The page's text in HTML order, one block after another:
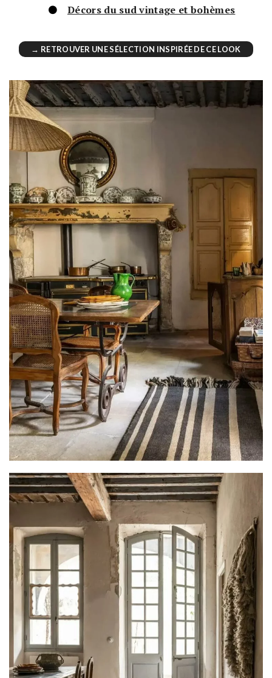
Décors du sud vintage et bohèmes
→ RETROUVER UNE SÉLECTION INSPIRÉE DE CE LOOK